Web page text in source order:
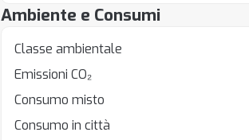
Ambiente e Consumi
Classe ambientale
Emissioni CO₂
Consumo misto
Consumo in città